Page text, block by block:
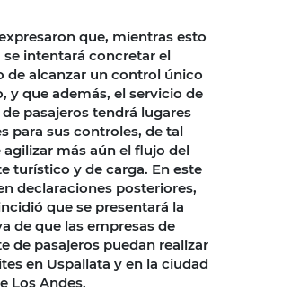
que, mientras esto
se intentará concretar el
de alcanzar un control único
y que además, el servicio de
pasajeros tendrá lugares
para sus controles, de tal
más aún el flujo del
turístico y de carga. En este
declaraciones posteriores,
que se presentará la
de que las empresas de
de pasajeros puedan realizar
en Uspallata y en la ciudad
Los Andes.